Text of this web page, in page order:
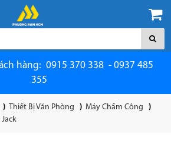
hàng: 0915 370 338 - 0937 485
355
Thiết Bị Văn Phòng
Máy Chấm Công